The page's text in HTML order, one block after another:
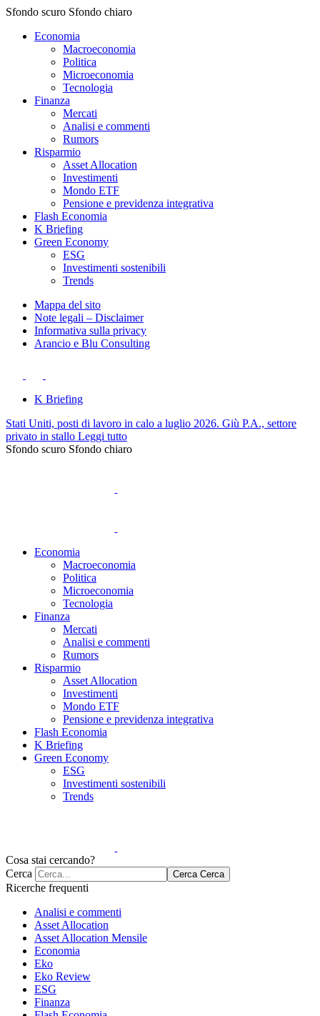
Sfondo scuro Sfondo chiaro
Economia
Macroeconomia
Politica
Microeconomia
Tecnologia
Finanza
Mercati
Analisi e commenti
Rumors
Risparmio
Asset Allocation
Investimenti
Mondo ETF
Pensione e previdenza integrativa
Flash Economia
K Briefing
Green Economy
ESG
Investimenti sostenibili
Trends
Mappa del sito
Note legali – Disclaimer
Informativa sulla privacy
Arancio e Blu Consulting
K Briefing
Stati Uniti, posti di lavoro in calo a luglio 2026. Giù P.A., settore
privato in stallo Leggi tutto
Sfondo scuro Sfondo chiaro
Economia
Macroeconomia
Politica
Microeconomia
Tecnologia
Finanza
Mercati
Analisi e commenti
Rumors
Risparmio
Asset Allocation
Investimenti
Mondo ETF
Pensione e previdenza integrativa
Flash Economia
K Briefing
Green Economy
ESG
Investimenti sostenibili
Trends
Cosa stai cercando?
Cerca
Cerca Cerca
Ricerche frequenti
Analisi e commenti
Asset Allocation
Asset Allocation Mensile
Economia
Eko
Eko Review
ESG
Finanza